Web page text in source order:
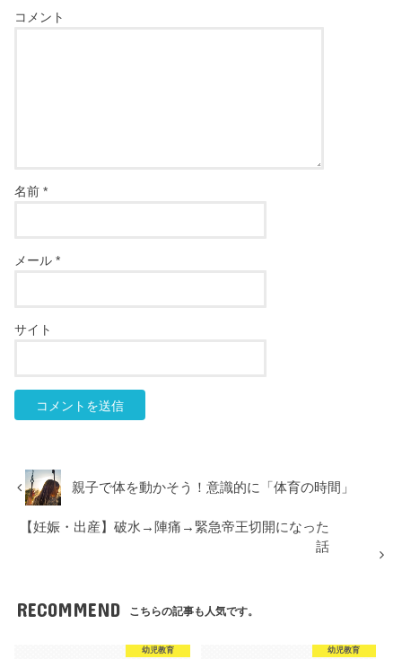
コメント
名前*
メール*
サイト
親子で体を動かそう！意識的に「体育の時間」
【妊娠・出産】破水→陣痛→緊急帝王切開になった
話
RECOMMEND こちらの記事も人気です。
幼児教育 幼児教育